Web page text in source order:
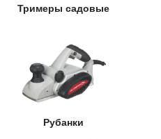
Тримеры садовые
Рубанки